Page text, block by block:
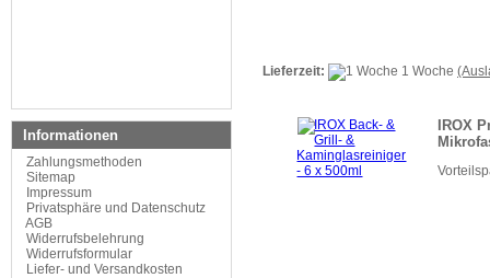
Lieferzeit: 1 Woche
IROX
Informationen
Zahlungsmethoden
Sitemap
Impressum
Privatsphäre und Datenschutz
AGB
Widerrufsbelehrung
Widerrufsformular
Liefer- und Versandkosten